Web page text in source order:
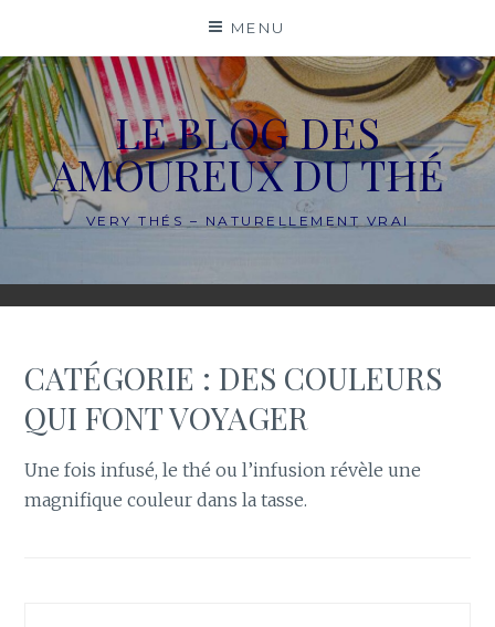
content
MENU
LE BLOG DES
AMOUREUX DU THÉ
VERY THÉS – NATURELLEMENT VRAI
CATÉGORIE :DES COULEURS
QUI FONT VOYAGER
Une fois infusé, le thé ou l’infusion révèle une
magnifique couleur dans la tasse.